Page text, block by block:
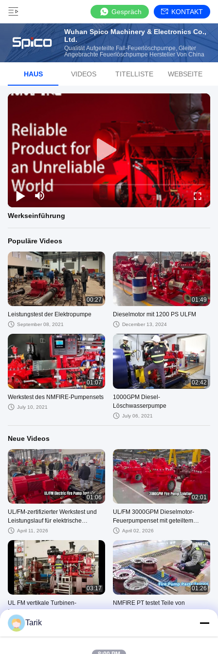
Gespräch KONTAKT
Wuhan Spico Machinery & Electronics Co.,
Ltd.
Qualität Aufgeteilte Fall-Feuerlöschpumpe, Gleiter
Angebrachte Feuerlöschpumpe Hersteller Von China
HAUS VIDEOS TITELLISTE WEBSEITE
Werkseinführung
Populäre Videos
00:27
Leistungstest der Elektropumpe
September 08, 2021
01:49
Dieselmotor mit 1200 PS ULFM
December 13, 2024
01:07
Werkstest des NMFIRE-Pumpensets
July 10, 2021
02:42
1000GPM Diesel-
Löschwasserpumpe
July 06, 2021
Neue Videos
01:06
UL/FM-zertifizierter Werkstest und
Leistungslauf für elektrische
Feuerlöschpumpen
April 11, 2026
02:01
UL/FM 3000GPM Dieselmotor-
Feuerpumpenset mit geteiltem
Gehäuse | NFPA20-zertifiziert
April 02, 2026
03:17
UL FM vertikale Turbinen-
Feuerlöschpumpe 5000 GPM
January 12, 2026
01:26
NMFIRE PT testet Teile von
Tarik